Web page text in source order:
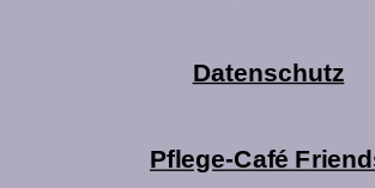
Datenschutz
Pflege-Café